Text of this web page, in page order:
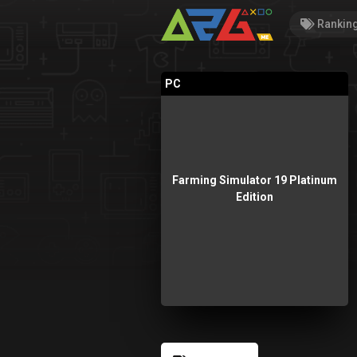
Farming Simulator 19 Platinum
Edition
PC